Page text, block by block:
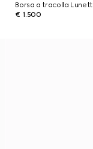
Borsa a tracolla
€ 1.500